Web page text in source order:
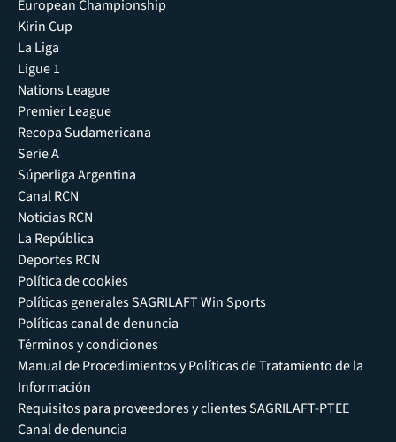
European Championship
Kirin Cup
La Liga
Ligue 1
Nations League
Premier League
Recopa Sudamericana
Serie A
Súperliga Argentina
Canal RCN
Noticias RCN
La República
Deportes RCN
Política de cookies
Políticas generales SAGRILAFT Win Sports
Políticas canal de denuncia
Términos y condiciones
Manual de Procedimientos y Políticas de Tratamiento de la
Información
Requisitos para proveedores y clientes SAGRILAFT-PTEE
Canal de denuncia